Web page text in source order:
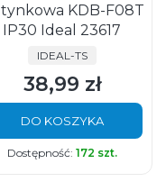
KDB-F08T
IP30 Ideal 23617
PRODUCENT
IDEAL-TS
Cena
38,99 zł
DO KOSZYKA
Dostępność: 172 szt.